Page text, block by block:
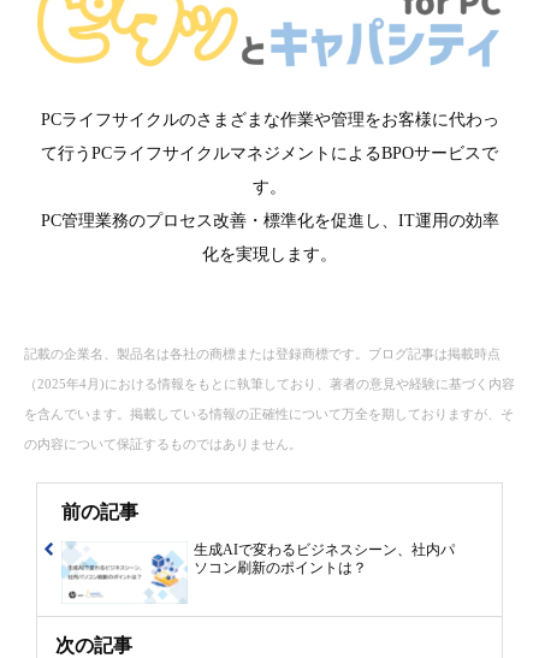
PCライフサイクルのさまざまな作業や管理をお客様に代わっ
て行うPCライフサイクルマネジメントによるBPOサービスで
す。
PC管理業務のプロセス改善・標準化を促進し、IT運用の効率
化を実現します。
記載の企業名、製品名は各社の商標または登録商標です。ブログ記事は掲載時点
（2025年4月)における情報をもとに執筆しており、著者の意見や経験に基づく内容
を含んでいます。掲載している情報の正確性について万全を期しておりますが、そ
の内容について保証するものではありません。
前の記事
生成AIで変わるビジネスシーン、社内パ
ソコン刷新のポイントは？
次の記事